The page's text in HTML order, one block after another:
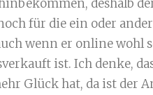
deshalb
für die ein oder
wenn er online wohl
ist. Ich denke,
Glück hat, da ist der